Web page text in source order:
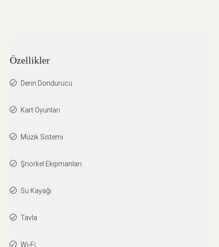
Özellikler
Derin Dondurucu
Kart Oyunları
Müzik Sistemi
Şnorkel Ekipmanları
Su Kayağı
Tavla
Wi-Fi